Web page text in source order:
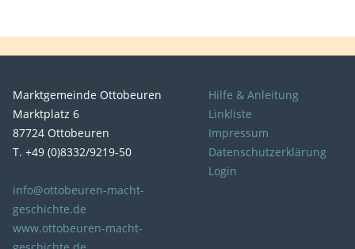
Marktgemeinde Ottobeuren
Marktplatz 6
87724 Ottobeuren
T. +49 (0)8332/9219-50
info@ottobeuren-macht-
geschichte.de
www.ottobeuren-macht-
Hilfe & Anleitung
Linkliste
Impressum
Datenschutzerklärung
Login